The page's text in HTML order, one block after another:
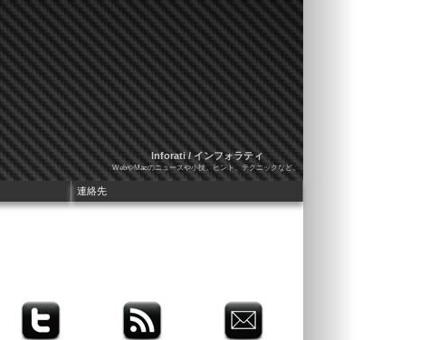
Inforati / インフォラティ
WebやMacのニュースや小技、ヒント、テクニックなど。
連絡先